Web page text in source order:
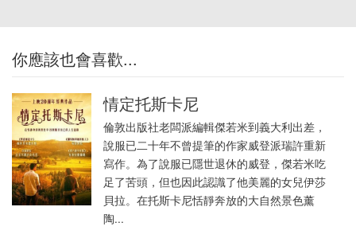
你應該也會喜歡...
情定托斯卡尼
倫敦出版社老闆派編輯傑若米到義大利出差，
說服已二十年不曾提筆的作家威登派瑞許重新
寫作。為了說服已隱世退休的威登，傑若米吃
足了苦頭，但也因此認識了他美麗的女兒伊莎
貝拉。在托斯卡尼恬靜奔放的大自然景色薰
陶...